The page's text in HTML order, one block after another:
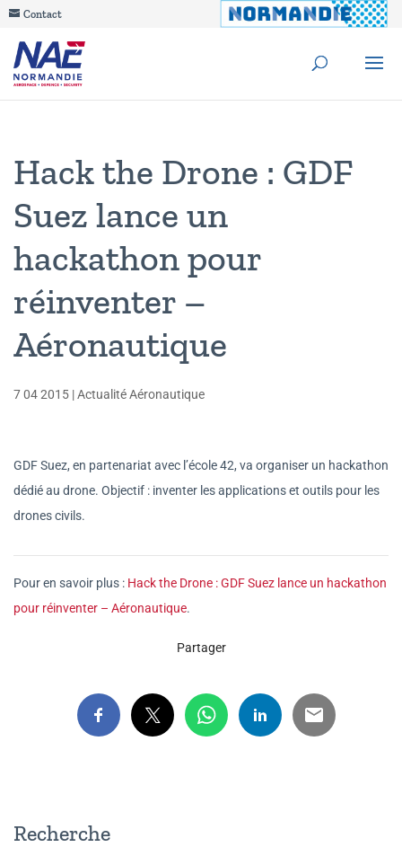
Contact
Hack the Drone : GDF
Suez lance un
hackathon pour
réinventer –
Aéronautique
7 04 2015 |Actualité Aéronautique
GDF Suez, en partenariat avec l’école 42, va organiser un hackathon
dédié au drone. Objectif : inventer les applications et outils pour les
drones civils.
Pour en savoir plus : Hack the Drone : GDF Suez lance un hackathon
pour réinventer – Aéronautique.
Partager
Recherche